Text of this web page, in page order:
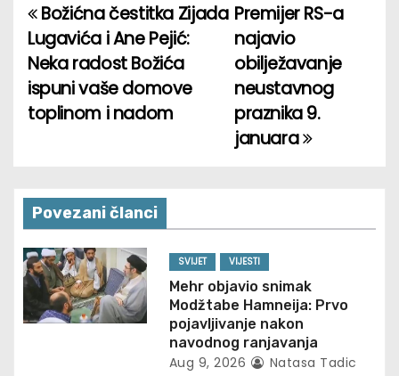
P
o
s
a
v
i
g
Premijer RS-a
najavio
obilježavanje
neustavnog
praznika 9.
januara
Božićna čestitka Zijada
Lugavića i Ane Pejić:
Neka radost Božića
ispuni vaše domove
toplinom i nadom
Povezani članci
SVIJET VIJESTI
Mehr objavio snimak
Modžtabe Hamneija: Prvo
pojavljivanje nakon
navodnog ranjavanja
Aug 9, 2026 Natasa Tadic